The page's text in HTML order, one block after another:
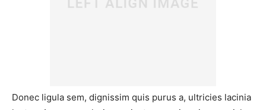
Donec ligula sem, dignissim quis purus a, ultricies lacinia